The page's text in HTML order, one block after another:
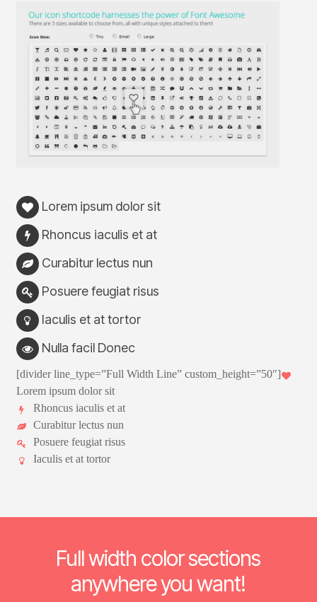
Lorem ipsum dolor sit
Rhoncus iaculis et at
Curabitur lectus nun
Posuere feugiat risus
Iaculis et at tortor
Nulla facil Donec
[divider line_type=”Full Width Line” custom_height=”50″]
Lorem ipsum dolor sit
Rhoncus iaculis et at
Curabitur lectus nun
Posuere feugiat risus
Iaculis et at tortor
Full width color sections
anywhere you want!